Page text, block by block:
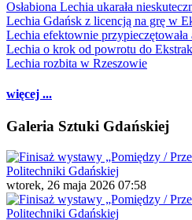
Osłabiona Lechia ukarała
Lechia Gdańsk z licencją na grę w
Lechia efektownie
Lechia o krok od powrotu do
Lechia rozbita w Rzeszowie
więcej ...
Galeria Sztuki Gdańskiej
wtorek, 26 maja 2026 07:58